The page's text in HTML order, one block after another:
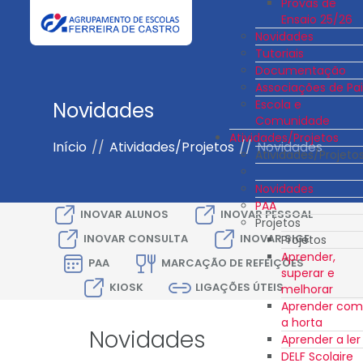
Ensaio 25/26
Novidades
Tutoriais
Documentação
Associações de
Escola e
Comunidade
Atividades/Projetos
Atividades/
Novidades
PAA
Projetos
Projetos
Aprender,
superar e
melhorar
Aprender com
a horta
Aprender a ler
DELF Scolaire
Novidades
Início // Atividades/Projetos //Novidades
INOVAR ALUNOS
INOVAR PESSOAL
INOVAR CONSULTA
INOVAR SIGE
PAA
MARCAÇÃO DE REFEIÇÕES
KIOSK
LIGAÇÕES ÚTEIS
Novidades